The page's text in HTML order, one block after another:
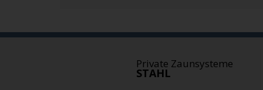
Private Zaunsysteme
STAHL